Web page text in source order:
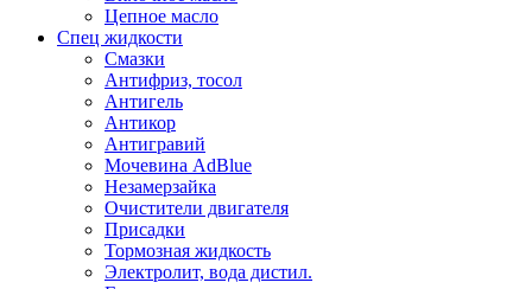
Цепное масло
Спец жидкости
Смазки
Антифриз, тосол
Антигель
Антикор
Антигравий
Мочевина AdBlue
Незамерзайка
Очистители двигателя
Присадки
Тормозная жидкость
Электролит, вода дистил.